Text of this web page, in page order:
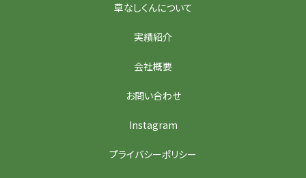
草なしくんについて
実績紹介
会社概要
お問い合わせ
Instagram
プライバシーポリシー